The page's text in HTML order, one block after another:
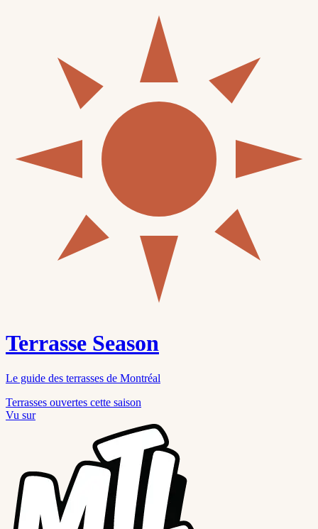
Terrasse Season
Le guide des terrasses de Montréal
Terrasses ouvertes cette saison
Vu sur